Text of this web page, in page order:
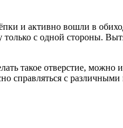
и активно вошли в
с одной стороны.
такое отверстие, можно
справляться с